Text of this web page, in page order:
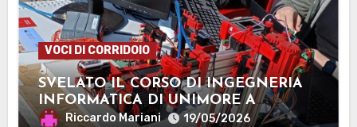
VOCI DI CORRIDOIO
SVELATO IL CORSO DI INGEGNERIA
INFORMATICA DI UNIMORE A
MANTOVA
Riccardo Mariani 19/05/2026